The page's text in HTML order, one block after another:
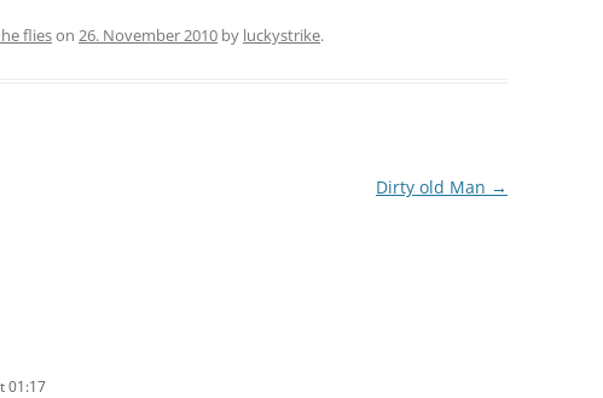
flieson 26. November 2010 by luckystrike.
Dirty old Man →
01:17